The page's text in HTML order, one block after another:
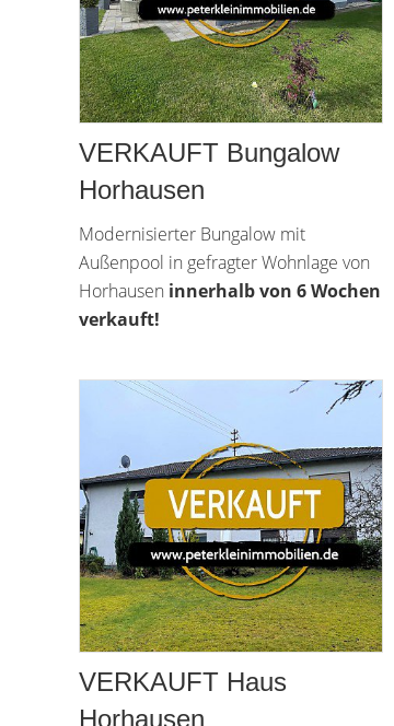
VERKAUFT Bungalow
Horhausen
Modernisierter Bungalow mit
Außenpool in gefragter Wohnlage von
Horhausen innerhalb von 6 Wochen
verkauft!
VERKAUFT Haus
Horhausen